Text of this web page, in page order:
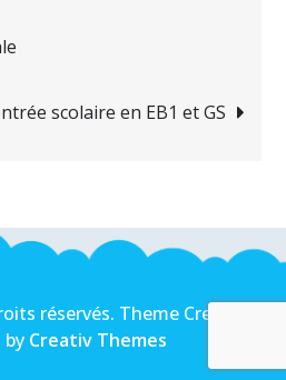
scolaire en EB1 et GS
réservés. Theme Creativ
by Creativ Themes